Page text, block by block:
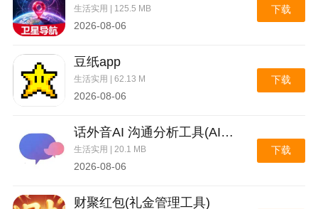
生活实用 | 125.5 MB
2026-08-06
下载
豆纸app
生活实用 | 62.13 M
2026-08-06
下载
话外音AI 沟通分析工具(AI沟通分析工具)
生活实用 | 20.1 MB
2026-08-06
下载
财聚红包(礼金管理工具)